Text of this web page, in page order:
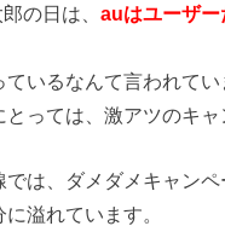
の日は、 auはユーザー
いるなんて言われて
っては、激アツのキャ
は、ダメダメキャン
溢れています。